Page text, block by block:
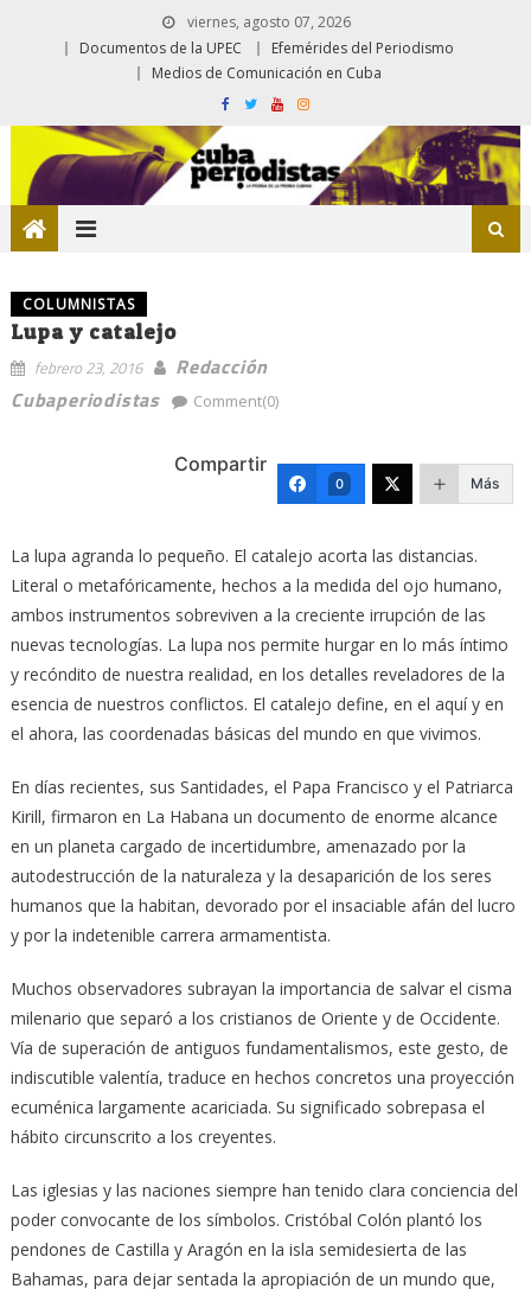
viernes, agosto 07, 2026
Documentos de la UPEC
Efemérides del Periodismo
Medios de Comunicación en Cuba
COLUMNISTAS
Lupa y catalejo
febrero 23, 2016
Redacción
Cubaperiodistas
Comment(0)
Compartir
0 Más
La lupa agranda lo pequeño. El catalejo acorta las distancias.
Literal o metafóricamente, hechos a la medida del ojo humano,
ambos instrumentos sobreviven a la creciente irrupción de las
nuevas tecnologías. La lupa nos permite hurgar en lo más íntimo
y recóndito de nuestra realidad, en los detalles reveladores de la
esencia de nuestros conflictos. El catalejo define, en el aquí y en
el ahora, las coordenadas básicas del mundo en que vivimos.
En días recientes, sus Santidades, el Papa Francisco y el Patriarca
Kirill, firmaron en La Habana un documento de enorme alcance
en un planeta cargado de incertidumbre, amenazado por la
autodestrucción de la naturaleza y la desaparición de los seres
humanos que la habitan, devorado por el insaciable afán del lucro
y por la indetenible carrera armamentista.
Muchos observadores subrayan la importancia de salvar el cisma
milenario que separó a los cristianos de Oriente y de Occidente.
Vía de superación de antiguos fundamentalismos, este gesto, de
indiscutible valentía, traduce en hechos concretos una proyección
ecuménica largamente acariciada. Su significado sobrepasa el
hábito circunscrito a los creyentes.
Las iglesias y las naciones siempre han tenido clara conciencia del
poder convocante de los símbolos. Cristóbal Colón plantó los
pendones de Castilla y Aragón en la isla semidesierta de las
Bahamas, para dejar sentada la apropiación de un mundo que,